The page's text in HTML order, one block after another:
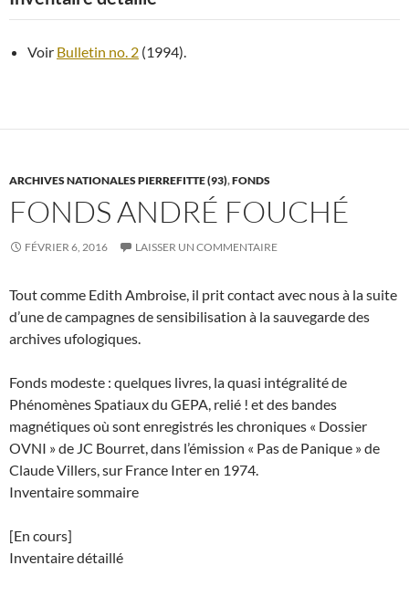
Voir Bulletin no. 2 (1994).
ARCHIVES NATIONALES PIERREFITTE (93),FONDS
FONDS ANDRÉ FOUCHÉ
FÉVRIER 6, 2016 LAISSER UN COMMENTAIRE
Tout comme Edith Ambroise, il prit contact avec nous à la suite
d’une de campagnes de sensibilisation à la sauvegarde des
archives ufologiques.
Fonds modeste : quelques livres, la quasi intégralité de
Phénomènes Spatiaux du GEPA, relié ! et des bandes
magnétiques où sont enregistrés les chroniques « Dossier
OVNI » de JC Bourret, dans l’émission « Pas de Panique » de
Claude Villers, sur France Inter en 1974.
Inventaire sommaire
[En cours]
Inventaire détaillé